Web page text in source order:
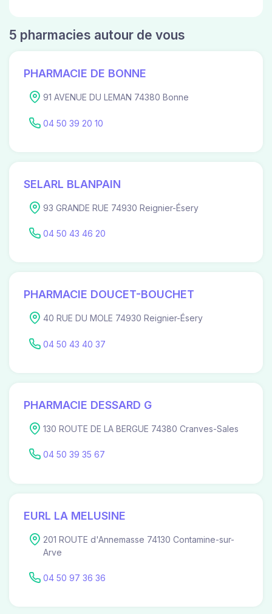
5 pharmacies autour de vous
PHARMACIE DE BONNE
91 AVENUE DU LEMAN 74380 Bonne
04 50 39 20 10
SELARL BLANPAIN
93 GRANDE RUE 74930 Reignier-Ésery
04 50 43 46 20
PHARMACIE DOUCET-BOUCHET
40 RUE DU MOLE 74930 Reignier-Ésery
04 50 43 40 37
PHARMACIE DESSARD G
130 ROUTE DE LA BERGUE 74380 Cranves-Sales
04 50 39 35 67
EURL LA MELUSINE
201 ROUTE d'Annemasse 74130 Contamine-sur-
Arve
04 50 97 36 36